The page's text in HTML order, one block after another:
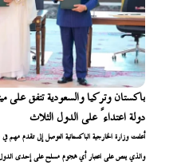
باكستان وتركيا والسعودية تتفق
دولة اعتداءً على الدول الثلاث
أعلنت وزارة الخارجية الباكستانية التوصل إلى تقدم مهم
والذي ينص على اعتبار أي هجوم مسلح على إحدى الدول